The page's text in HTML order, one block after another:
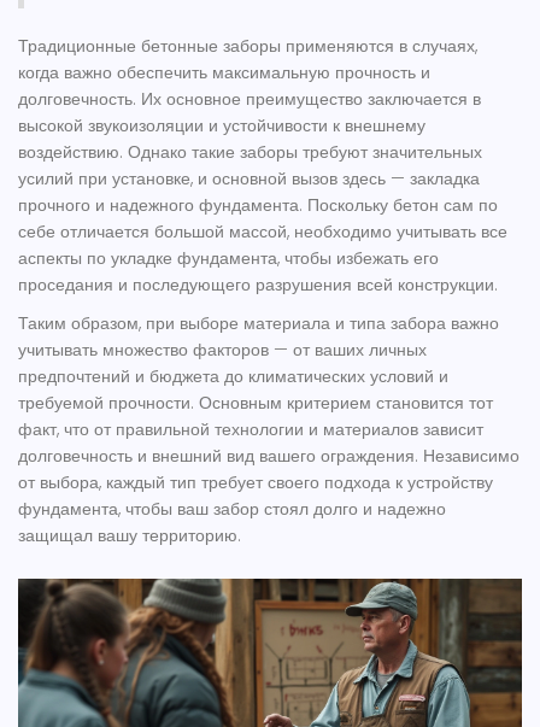
Традиционные бетонные заборы применяются в случаях,
когда важно обеспечить максимальную прочность и
долговечность. Их основное преимущество заключается в
высокой звукоизоляции и устойчивости к внешнему
воздействию. Однако такие заборы требуют значительных
усилий при установке, и основной вызов здесь — закладка
прочного и надежного фундамента. Поскольку бетон сам по
себе отличается большой массой, необходимо учитывать все
аспекты по укладке фундамента, чтобы избежать его
проседания и последующего разрушения всей конструкции.
Таким образом, при выборе материала и типа забора важно
учитывать множество факторов — от ваших личных
предпочтений и бюджета до климатических условий и
требуемой прочности. Основным критерием становится тот
факт, что от правильной технологии и материалов зависит
долговечность и внешний вид вашего ограждения. Независимо
от выбора, каждый тип требует своего подхода к устройству
фундамента, чтобы ваш забор стоял долго и надежно
защищал вашу территорию.